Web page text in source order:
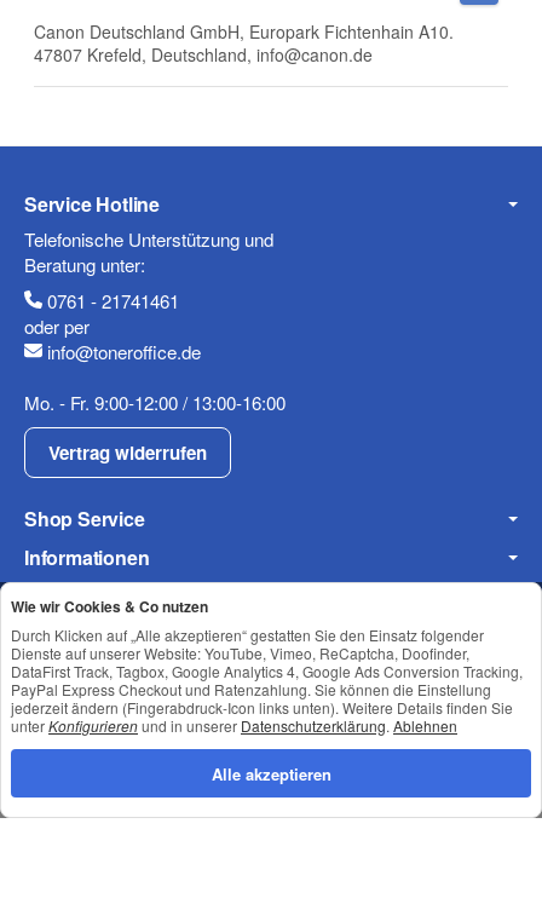
E-Mail
Mobiltelefon
Fax
Frage zum Artikel
Ihre Frage
Canon Deutschland GmbH, Europark Fichtenhain A10.
47807 Krefeld, Deutschland, info@canon.de
Service Hotline
Telefonische Unterstützung und
Beratung unter:
0761 - 21741461
oder per
info@toneroffice.de
Mo. - Fr. 9:00-12:00 / 13:00-16:00
Vertrag widerrufen
Shop Service
Informationen
Newsletter Abonnieren
Datenschutz•Impressum
Wie wir Cookies & Co nutzen
Durch Klicken auf „Alle akzeptieren“ gestatten Sie den Einsatz folgender
Dienste auf unserer Website: YouTube, Vimeo, ReCaptcha, Doofinder,
DataFirst Track, Tagbox, Google Analytics 4, Google Ads Conversion Tracking,
PayPal Express Checkout und Ratenzahlung. Sie können die Einstellung
jederzeit ändern (Fingerabdruck-Icon links unten). Weitere Details finden Sie
unterKonfigurierenund in unserer Datenschutzerklärung. Ablehnen
Alle akzeptieren